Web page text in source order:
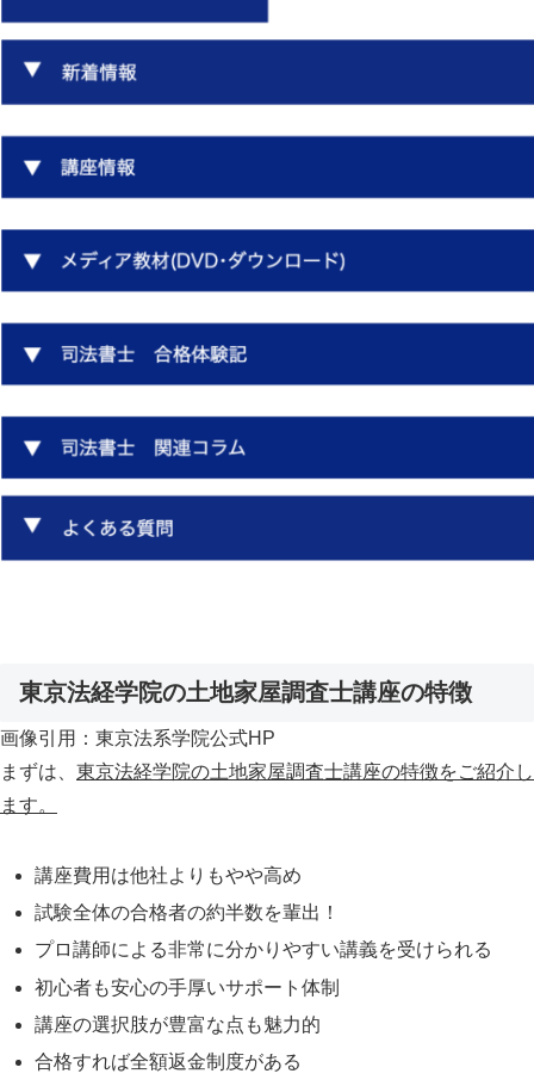
東京法経学院の土地家屋調査士講座の特徴
画像引用：東京法系学院公式HP
まずは、 東京法経学院の土地家屋調査士講座の特徴をご紹介し
ます。
講座費用は他社よりもやや高め
試験全体の合格者の約半数を輩出！
プロ講師による非常に分かりやすい講義を受けられる
初心者も安心の手厚いサポート体制
講座の選択肢が豊富な点も魅力的
合格すれば全額返金制度がある